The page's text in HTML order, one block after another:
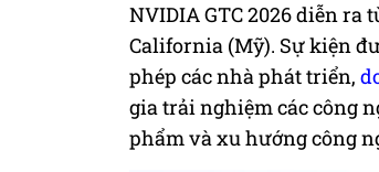
NVIDIA GTC 2026 diễn ra
California (Mỹ). Sự kiện
phép các nhà phát triển,
gia trải nghiệm các công
phẩm và xu hướng công